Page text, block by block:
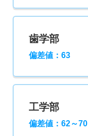
歯学部
偏差値：63
工学部
偏差値：62～70